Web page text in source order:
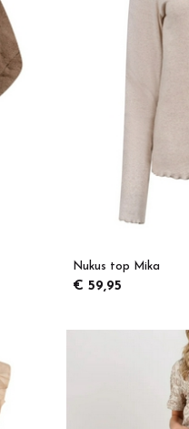
Nukus top Mika
€ 59,95